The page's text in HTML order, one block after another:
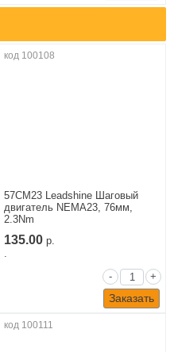
код 100108
57CM23 Leadshine Шаговый
двигатель NEMA23, 76мм,
2.3Nm
135.00 р.
-
+
Заказать
код 100111